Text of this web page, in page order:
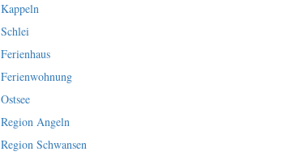
Kappeln
Schlei
Ferienhaus
Ferienwohnung
Ostsee
Region Angeln
Region Schwansen